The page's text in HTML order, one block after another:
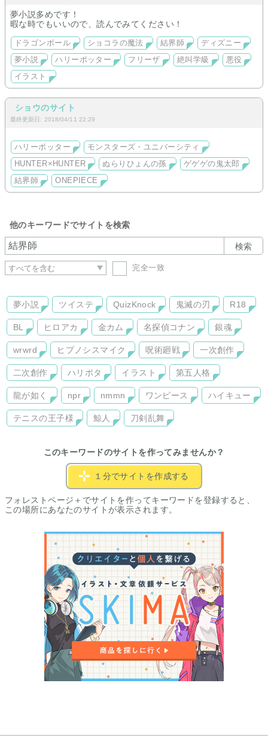
夢小説多めです！
暇な時でもいいので、読んでみてください！
ドラゴンボール ショコラの魔法 結界師
ディズニー
夢小説
ハリーポッター フリーザ 絶叫学級
悪役
イラスト
ショウのサイト
最終更新日: 2018/04/11 22:29
ハリーポッター
モンスターズ・ユニバーシティ
HUNTER×HUNTER
ぬらりひょんの孫
ゲゲゲの鬼太郎
結界師
ONEPIECE
他のキーワードでサイトを検索
検索
完全一致
夢小説 ツイステ QuizKnock 鬼滅の刃 R18
BL ヒロアカ 金カム 名探偵コナン 銀魂
wrwrd ヒプノシスマイク 呪術廻戦 一次創作
二次創作 ハリポタ イラスト 第五人格
龍が如く npr nmmn ワンピース ハイキュー
テニスの王子様 鯨人 刀剣乱舞
このキーワードのサイトを作ってみませんか？
１分でサイトを作成する
フォレストページ＋でサイトを作ってキーワードを登録すると、
この場所にあなたのサイトが表示されます。